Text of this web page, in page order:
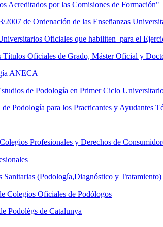
Acreditados por las Comisiones de Formación"
de Ordenación de las Enseñanzas
Oficiales que habiliten para el
Oficiales de Grado, Máster Oficial y
ANECA
de Podología en Primer Ciclo
Podología para los Practicantes y Ayudantes
Profesionales y Derechos de
(Podología,Diagnóstico y Tratamiento)
Colegios Oficiales de Podólogos
Podolègs de Catalunya